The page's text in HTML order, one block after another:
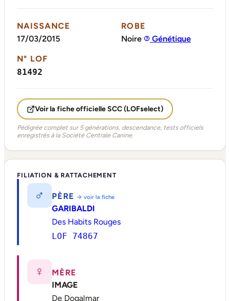
NAISSANCE
17/03/2015
ROBE
Noire
Génétique
N° LOF
81492
Voir la fiche officielle SCC (LOFselect)
Pédigrée complet sur 5 générations, descendance, tests officiels
enregistrés à la Société Centrale Canine.
FILIATION & RATTACHEMENT
♂ PÈRE → voir la fiche
GARIBALDI
Des Habits Rouges
LOF 74867
♀
MÈRE
IMAGE
De Dogalmar